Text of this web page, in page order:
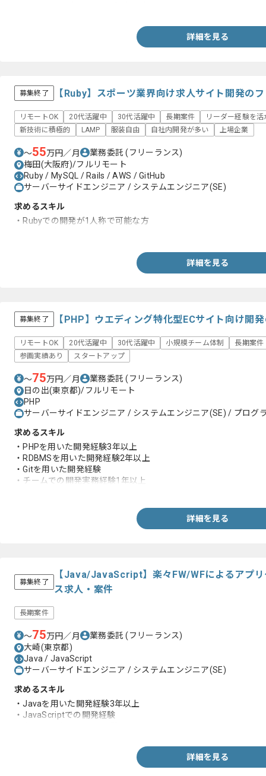
詳細を見る
募集終了 【Ruby】スポーツ業界向け求人サイト開発の
リモートOK 20代活躍中 30代活躍中 長期案件
リーダー経験を活
新技術に積極的
LAMP 服装自由 自社内開発が多い 上場企業
〜55万円／月 業務委託(フリーランス)
梅田(大阪府)/フルリモート
Ruby / MySQL / Rails / AWS / GitHub
サーバーサイドエンジニア / システムエンジニア(SE)
求めるスキル
・Rubyでの開発が1人称で可能な方
詳細を見る
募集終了 【PHP】ウエディング特化型ECサイト向け開
リモートOK 20代活躍中 30代活躍中 小規模チーム体制
長期案件
参画実績あり
スタートアップ
〜75万円／月 業務委託(フリーランス)
日の出(東京都)/フルリモート
PHP
サーバーサイドエンジニア / システムエンジニア(SE) / プログ
求めるスキル
・PHPを用いた開発経験3年以上
・RDBMSを用いた開発経験2年以上
・Gitを用いた開発経験
・チームでの開発実務経験1年以上
詳細を見る
募集終了
【Java/JavaScript】楽々FW/WFによるアプ
ス求人・案件
長期案件
〜75万円／月 業務委託(フリーランス)
大崎(東京都)
Java / JavaScript
サーバーサイドエンジニア / システムエンジニア(SE)
求めるスキル
・Javaを用いた開発経験3年以上
・JavaScriptでの開発経験
詳細を見る